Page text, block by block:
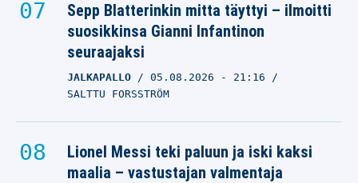
Sepp Blatterinkin mitta täyttyi – ilmoitti
suosikkinsa Gianni Infantinon
seuraajaksi
JALKAPALLO 05.08.2026 - 21:16
SALTTU FORSSTRÖM
Lionel Messi teki paluun ja iski kaksi
maalia – vastustajan valmentaja